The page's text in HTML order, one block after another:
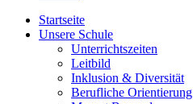
Startseite
Unsere Schule
Unterrichtszeiten
Leitbild
Inklusion & Diversität
Berufliche Orientierung